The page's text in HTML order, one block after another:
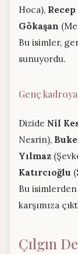
Hoca),
Gökaşan
Bu isimler,
sunuyordu.
Genç
Dizide Nil
Nesrin),
Yılmaz
Katırcıoğlu
Bu
karşımıza
Çılgın